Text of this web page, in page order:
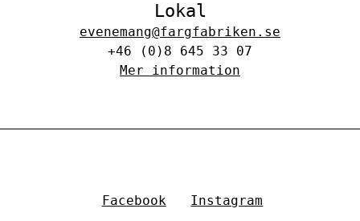
Lokal
evenemang@fargfabriken.se
+46 (0)8 645 33 07
Mer information
Facebook Instagram